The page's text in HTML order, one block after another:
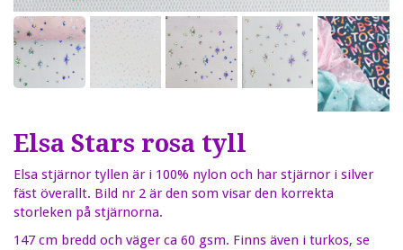
Elsa Stars rosa tyll
Elsa stjärnor tyllen är i 100% nylon och har stjärnor i silver
fäst överallt. Bild nr 2 är den som visar den korrekta
storleken på stjärnorna.
147 cm bredd och väger ca 60 gsm. Finns även i turkos, se